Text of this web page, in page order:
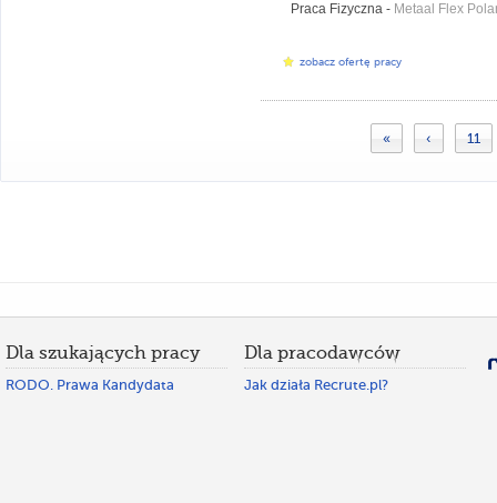
Praca Fizyczna - Metaal Flex
zobacz ofertę pracy
« ‹ 11
Dla szukających pracy
RODO. Prawa Kandydata
Dla pracodawców
Jak działa Recrute.pl?